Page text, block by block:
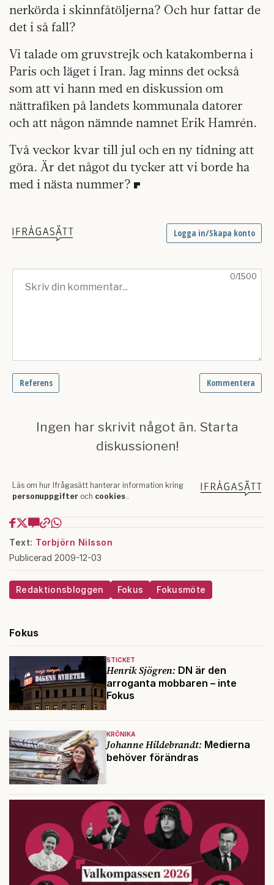
nerkörda i skinnfåtöljerna? Och hur fattar de
det i så fall?
Vi talade om gruvstrejk och katakomberna i
Paris och läget i Iran. Jag minns det också
som att vi hann med en diskussion om
nättrafiken på landets kommunala datorer
och att någon nämnde namnet Erik Hamrén.
Två veckor kvar till jul och en ny tidning att
göra. Är det något du tycker att vi borde ha
med i nästa nummer?
Text: Torbjörn Nilsson
Publicerad 2009-12-03
Redaktionsbloggen Fokus Fokusmöte
Fokus
STICKET
Henrik Sjögren: DN är den
arroganta mobbaren – inte
Fokus
KRÖNIKA
Johanne Hildebrandt: Medierna
behöver förändras